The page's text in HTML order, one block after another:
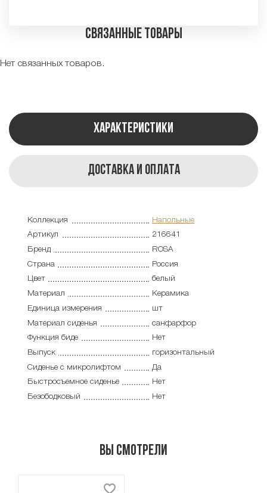
Связанные товары
Нет связанных товаров.
Характеристики
Доставка и оплата
Коллекция
Напольные
Артикул
216641
Бренд
ROSA
Страна
Россия
Цвет
белый
Материал
Керамика
Единица измерения
шт
Материал сиденья
санфарфор
Функция биде
Нет
Выпуск
горизонтальный
Сиденье с микролифтом
Да
Быстросъемное сиденье
Нет
Безободковый
Нет
Вы смотрели